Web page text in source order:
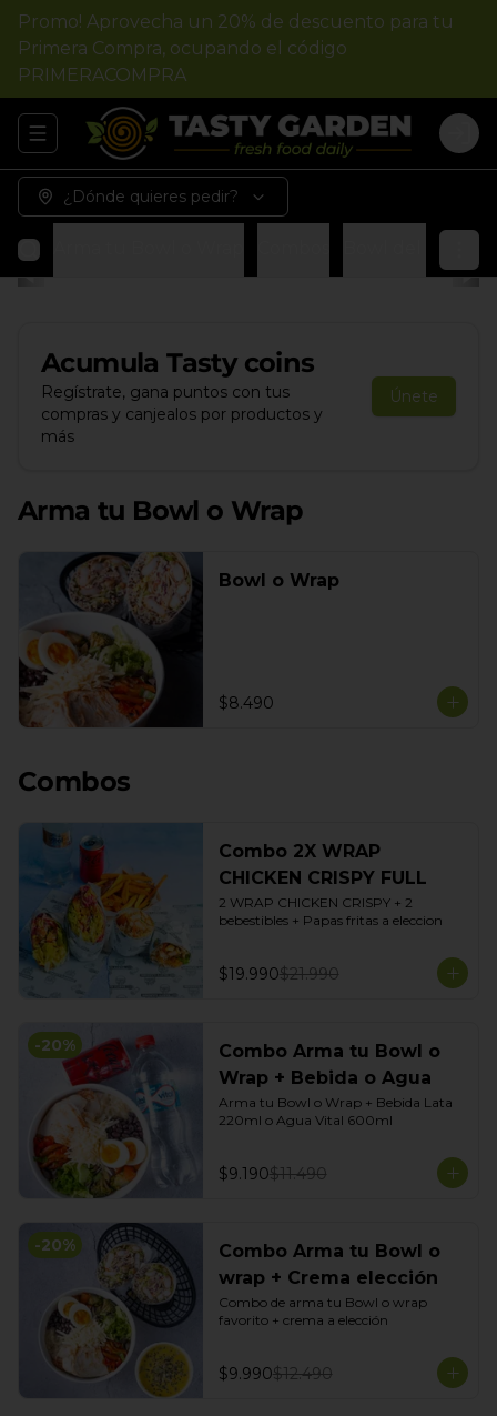
Promo! Aprovecha un 20% de descuento para tu
Primera Compra, ocupando el código
PRIMERACOMPRA
Abrir menu de navegación
¿Dónde quieres pedir?
AcumulaTasty coins
Regístrate, gana puntos con tus
compras y canjealos por productos y
más
Únete
Arma tu Bowl o Wrap
Bowl o Wrap
$8.490
Combos
Combo 2X WRAP
CHICKEN CRISPY FULL
2 WRAP CHICKEN CRISPY + 2
bebestibles + Papas fritas a eleccion
$19.990$21.990
-20%
Combo Arma tu Bowl o
Wrap + Bebida o Agua
Arma tu Bowl o Wrap + Bebida Lata
220ml o Agua Vital 600ml
$9.190$11.490
-20%
Combo Arma tu Bowl o
wrap + Crema elección
Combo de arma tu Bowl o wrap
favorito + crema a elección
$9.990$12.490